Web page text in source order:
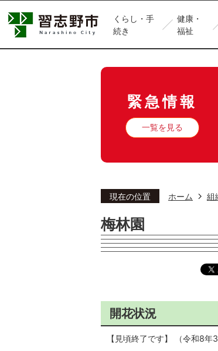
くらし・手
続き
健康・
福祉
緊急情報
一覧を見る
現在の位置 ホーム 組
梅林園
開花状況
【見頃終了です】 （令和8年3